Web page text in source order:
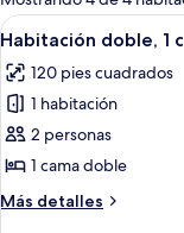
las
habitaciones
Abrir
todas
las
fotos
de
Habitación
doble,
1
3
Habitación doble, 1
120 pies cuadrados
1 habitación
2 personas
1 cama doble
Más detalles
Más